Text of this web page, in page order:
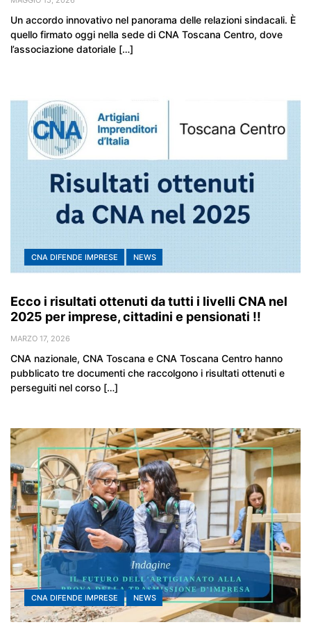
Un accordo innovativo nel panorama delle relazioni sindacali. È
quello firmato oggi nella sede di CNA Toscana Centro, dove
l’associazione datoriale […]
CNA DIFENDE IMPRESE NEWS
Ecco i risultati ottenuti da tutti i livelli CNA nel
2025 per imprese, cittadini e pensionati !!
MARZO 17, 2026
CNA nazionale, CNA Toscana e CNA Toscana Centro hanno
pubblicato tre documenti che raccolgono i risultati ottenuti e
perseguiti nel corso […]
CNA DIFENDE IMPRESE NEWS